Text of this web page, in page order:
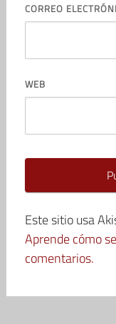
CORREO
WEB
Este sitio usa
Aprende cómo
comentarios.